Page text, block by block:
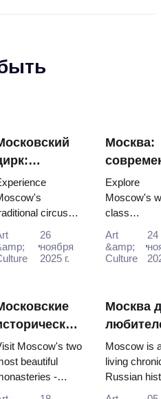
пассом
circus
Moscow Pass,
easy
26
ноября
2025 г.
Москва:
галереи
Moscow
Explore
Moscow's
class
scene for
GES-2
Winzavod
Art
&amp;
Culture
24
Донской с
Moscow's two
beautiful
-
Москва
истории:
Полный
тур с
Moscow is
living
Russian